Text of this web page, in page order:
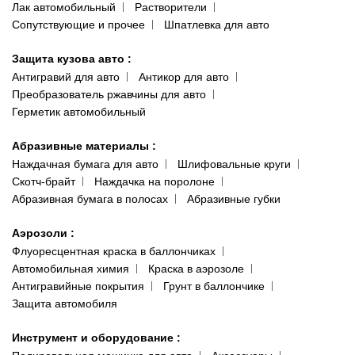
Лак автомобильный
Растворители
Сопутствующие и прочее
Шпатлевка для авто
Защита кузова авто :
Антигравий для авто
Антикор для авто
Преобразователь ржавчины для авто
Герметик автомобильный
Абразивные материалы :
Наждачная бумага для авто
Шлифовальные круги
Скотч-брайт
Наждачка на поролоне
Абразивная бумага в полосах
Абразивные губки
Аэрозоли :
Флуоресцентная краска в баллончиках
Автомобильная химия
Краска в аэрозоле
Антигравийные покрытия
Грунт в баллончике
Защита автомобиля
Инструмент и оборудование :